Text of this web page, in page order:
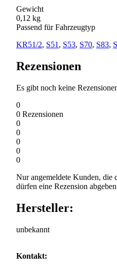
Gewicht
0,12 kg
Passend für Fahrzeugtyp
KR51/2, S51 , S53, S70, S83,
Rezensionen
Es gibt noch keine
0
0 Rezensionen
0
0
0
0
0
Nur angemeldete Kunden, die
dürfen eine Rezension
Hersteller:
unbekannt
Kontakt: